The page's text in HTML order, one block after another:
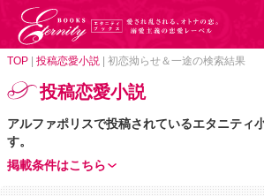
TOP 投稿恋愛小説 初恋拗らせ＆一途の検索結果
投稿恋愛小説
アルファポリスで投稿されているエタニティ
す。
掲載条件はこちら